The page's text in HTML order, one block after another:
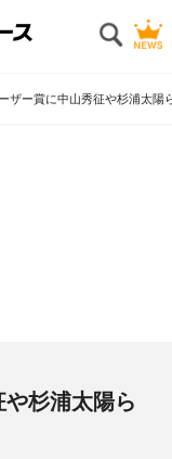
ザー賞に中山秀征や杉浦太陽
杉浦太陽ら